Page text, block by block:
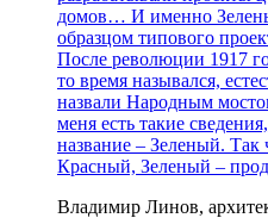
домов… И именно
образцом типового
После революции 1917
то время назывался,
назвали Народным
меня есть такие
название – Зеленый. Так
Красный, Зеленый –
Владимир Линов,